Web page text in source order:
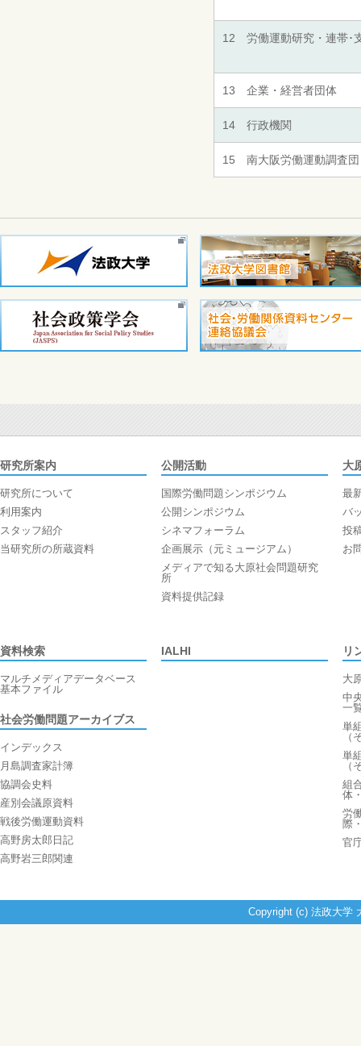
12 労働運動研究・連帯･
13 企業・経営者団体
14 行政機関
15 南大阪労働運動調査団
研究所案内
研究所について
利用案内
スタッフ紹介
当研究所の所蔵資料
公開活動
国際労働問題シンポジウム
公開シンポジウム
シネマフォーラム
企画展示（元ミュージアム）
メディアで知る大原社会問題研究
所
資料提供記録
大
最
バ
投
お
資料検索
マルチメディアデータベース
基本ファイル
社会労働問題アーカイブス
インデックス
月島調査家計簿
協調会史料
産別会議原資料
戦後労働運動資料
高野房太郎日記
高野岩三郎関連
IALHI リ
大
中
一
単
（
単
（
組
体
労
際
官
Copyright (c) 法政大学